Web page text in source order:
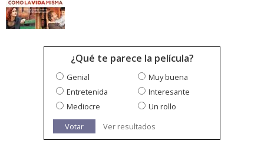
¿Qué te parece la película?
Genial
Muy buena
Entretenida
Interesante
Mediocre
Un rollo
Votar
Ver resultados